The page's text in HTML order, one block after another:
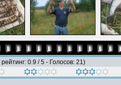
0.9 / 5 - Голосов: 21)